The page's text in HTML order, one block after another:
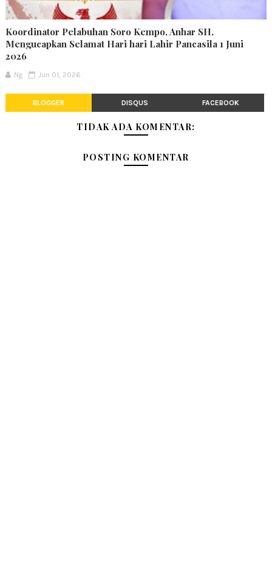
Koordinator Pelabuhan Soro Kempo, Anhar SH,
Mengucapkan Selamat Hari hari Lahir Pancasila 1 Juni
2026
Ng Jun 01, 2026
BLOGGER DISQUS FACEBOOK
TIDAK ADA KOMENTAR:
POSTING KOMENTAR